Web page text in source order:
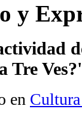
y
Tre Ves?'
en